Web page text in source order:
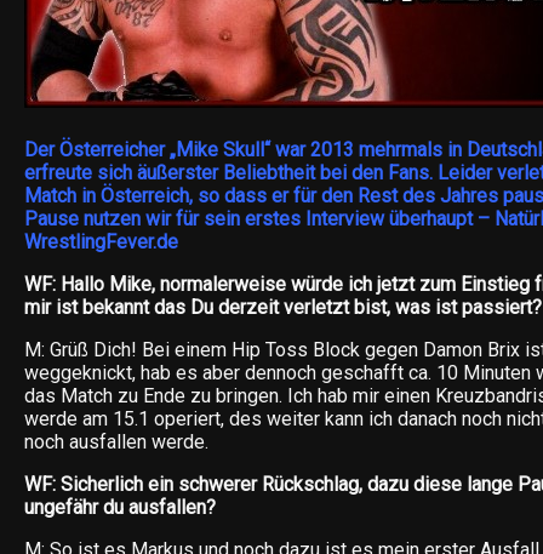
Der Österreicher „Mike Skull“ war 2013 mehrmals in
erfreute sich äußerster Beliebtheit bei den Fans. Leider
Match in Österreich, so dass er für den Rest des Jahres
Pause nutzen wir für sein erstes Interview überhaupt –
WrestlingFever.de
WF: Hallo Mike, normalerweise würde ich jetzt zum Einstieg
mir ist bekannt das Du derzeit verletzt bist, was ist passiert?
M: Grüß Dich! Bei einem Hip Toss Block gegen Damon Brix
weggeknickt, hab es aber dennoch geschafft ca. 10 Minuten
das Match zu Ende zu bringen. Ich hab mir einen
werde am 15.1 operiert, des weiter kann ich danach noch
noch ausfallen werde.
WF: Sicherlich ein schwerer Rückschlag, dazu diese lange
ungefähr du ausfallen?